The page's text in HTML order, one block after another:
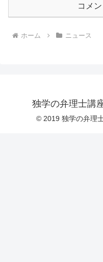
コメ
ホーム ニュース
独学の弁理士講
© 2019 独学の弁理